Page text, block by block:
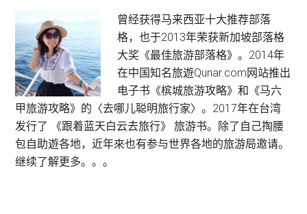
Primary
Sidebar
曾经获得马来西亚十大推荐部落
格，也于2013年荣获新加坡部落格
大奖《最佳旅游部落格》。2014年
在中国知名旅遊Qunar.com网站推出
电子书《槟城旅游攻略》和《马六
甲旅游攻略》的〈去哪儿聪明旅行家〉。2017年在台湾
发行了 《跟着蓝天白云去旅行》 旅游书。除了自己掏腰
包自助遊各地，近年來也有参与世界各地的旅游局邀请。
继续了解更多。。。